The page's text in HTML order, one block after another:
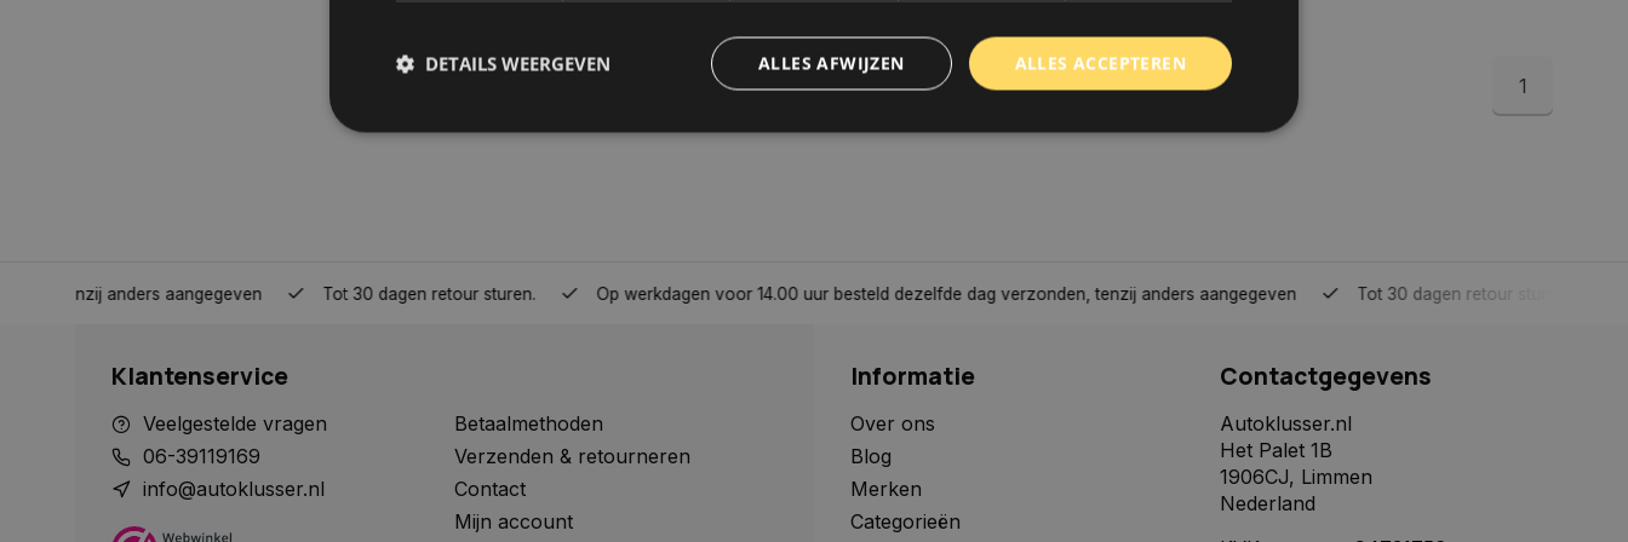
1
tenzij anders aangegeven Tot 30 dagen retour sturen. Op werkdagen voor 14.00 uur besteld dezelfde dag verzonden, tenzij anders aangegeven Tot 30 dagen retour sturen.
Klantenservice
Veelgestelde vragen
06-39119169
info@autoklusser.nl
Betaalmethoden
Verzenden & retourneren
Contact
Mijn account
Informatie
Over ons
Blog
Merken
Categorieën
Contactgegevens
Autoklusser.nl
Het Palet 1B
1906CJ, Limmen
Nederland
ALLES ACCEPTEREN
ALLES AFWIJZEN
DETAILS WEERGEVEN
Dit cookie wordt gebruikt om een identificatiecode
sessie ID wordt gebruikt om een veilige en
consistente gebruikerservaring te behouden, ervoor
te zorgen dat pagina wijzigingen of item selecties
worden onthouden van pagina naar pagina. Het slaat
geen persoonlijke gegevens op.
__cf_bm
Deze cookie wordt gebruikt om onderscheid te